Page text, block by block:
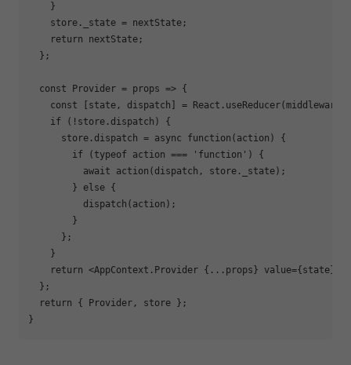
    }
    store._state = nextState;
return nextState;
  };
const Provider = props => {
const [state, dispatch] =
if (!store.dispatch) {
      store.dispatch =
async function ( action ) {
if ( typeof action === 'function' ) {
await action(dispatch, store._state);
        }
else {
          dispatch(action);
        }
      };
    }
return
<AppContext.Provider { ...props } value={state}
  };
  return { Provider, store };